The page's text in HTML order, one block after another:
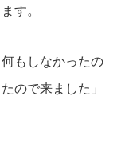
す。
もしなかったの
ので来ました」